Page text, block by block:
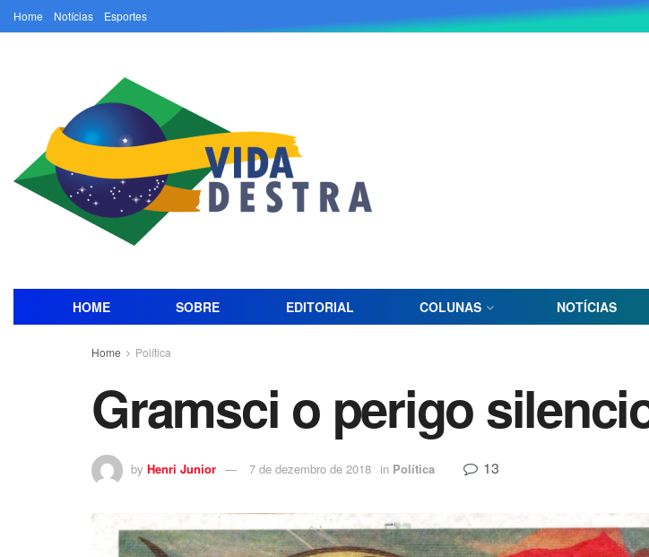
Home Notícias Esportes
HOME SOBRE EDITORIAL COLUNAS NOTÍCIAS
Home Política
Gramsci o perigo
by Henri Junior 7 de dezembro de 2018 in Política 13